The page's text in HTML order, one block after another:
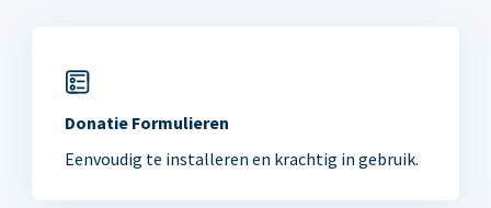
Donatie Formulieren
Eenvoudig te installeren en krachtig in gebruik.